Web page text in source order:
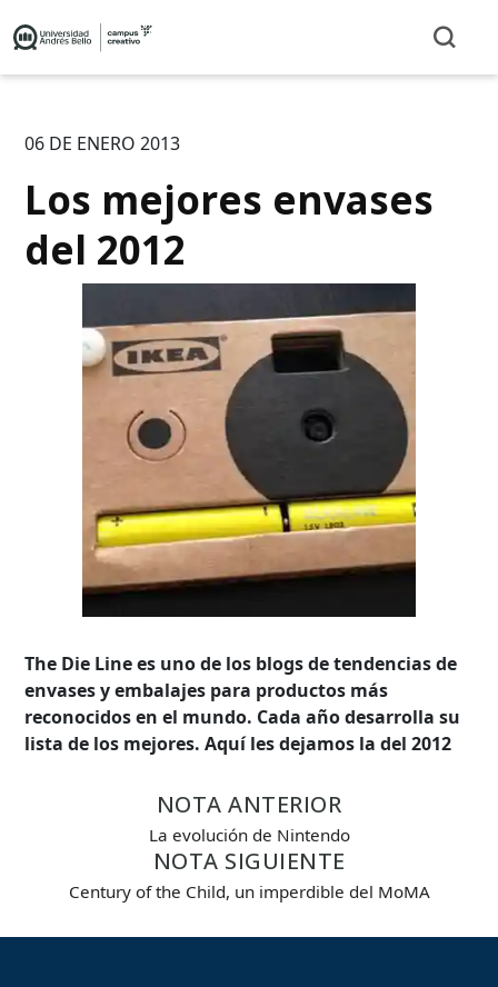
06 DE ENERO 2013
Los mejores envases
del 2012
The Die Line es uno de los blogs de tendencias de
envases y embalajes para productos más
reconocidos en el mundo. Cada año desarrolla su
lista de los mejores. Aquí les dejamos la del 2012
NOTA ANTERIOR
La evolución de Nintendo
NOTA SIGUIENTE
Century of the Child, un imperdible del MoMA
Búsqueda Avanzada
Carrera